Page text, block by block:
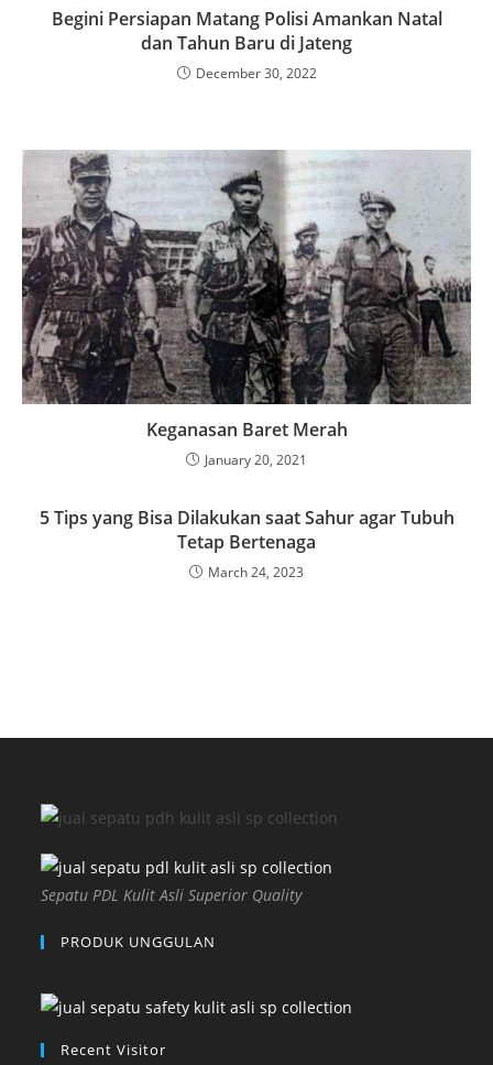
Begini Persiapan Matang Polisi Amankan Natal
dan Tahun Baru di Jateng
December 30, 2022
Keganasan Baret Merah
January 20, 2021
5 Tips yang Bisa Dilakukan saat Sahur agar Tubuh
Tetap Bertenaga
March 24, 2023
Sepatu PDL Kulit Asli Superior Quality
PRODUK UNGGULAN
Recent Visitor